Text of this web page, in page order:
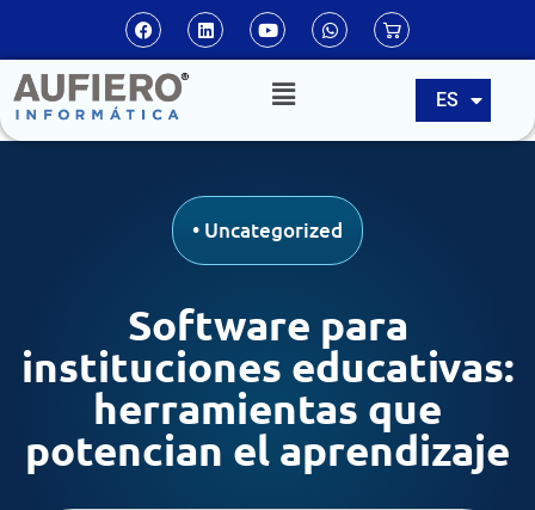
ES
EN
PT
• Uncategorized
Software para
instituciones educativas:
herramientas que
potencian el aprendizaje